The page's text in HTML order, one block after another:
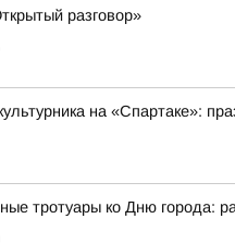
разговор»
на «Спартаке»:
тротуары ко Дню города: